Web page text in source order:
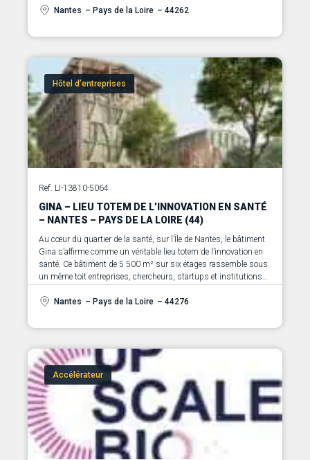
environnement stimulant pour les entrepreneurs, artistes,
Nantes – Pays de la Loire – 44262
Hôtel d’entreprises
Ref. LI-13810-5064
GINA – LIEU TOTEM DE L’INNOVATION EN SANTÉ
– NANTES – PAYS DE LA LOIRE (44)
Au cœur du quartier de la santé, sur l’Île de Nantes, le bâtiment
Gina s’affirme comme un véritable lieu totem de l’innovation en
santé. Ce bâtiment de 5 500 m² sur six étages rassemble sous
un même toit entreprises, chercheurs, startups et institutions
medtech.
Nantes – Pays de la Loire – 44276
Accélérateur